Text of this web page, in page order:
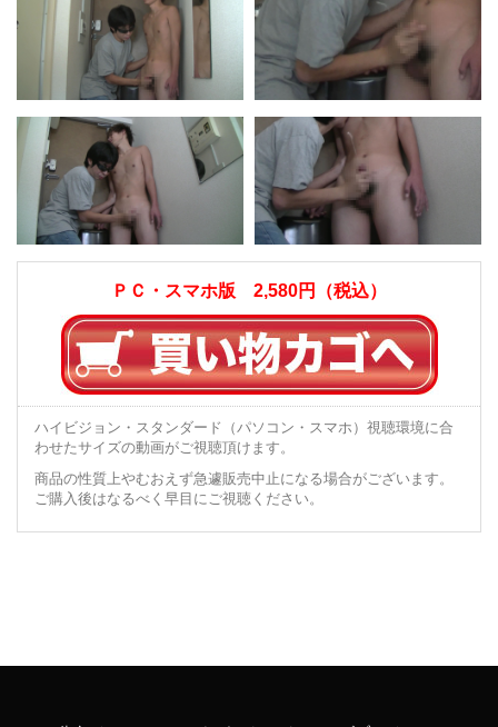
ＰＣ・スマホ版 2,580円（税込）
ハイビジョン・スタンダード（パソコン・スマホ）視聴環境に合
わせたサイズの動画がご視聴頂けます。
商品の性質上やむおえず急遽販売中止になる場合がございます。
ご購入後はなるべく早目にご視聴ください。